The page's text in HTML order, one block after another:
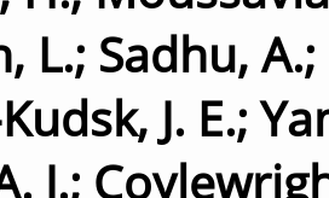
L.; Sadhu, A.;
J. E.;
J.;